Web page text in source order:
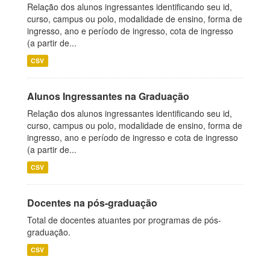
Relação dos alunos ingressantes identificando seu id,
curso, campus ou polo, modalidade de ensino, forma de
ingresso, ano e período de ingresso, cota de ingresso
(a partir de...
CSV
Alunos Ingressantes na Graduação
Relação dos alunos ingressantes identificando seu id,
curso, campus ou polo, modalidade de ensino, forma de
ingresso, ano e período de ingresso e cota de ingresso
(a partir de...
CSV
Docentes na pós-graduação
Total de docentes atuantes por programas de pós-
graduação.
CSV